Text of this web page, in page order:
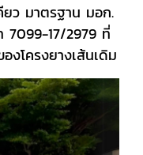
ยว มาตรฐาน มอก.
7099-17/2979 ที่
งโครงยางเส้นเดิม